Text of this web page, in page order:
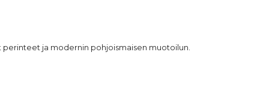
perinteet ja modernin pohjoismaisen muotoilun.